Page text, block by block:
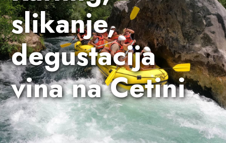
slikanje,
degustacija
vina na Cetini